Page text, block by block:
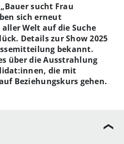
sucht Frau
sich erneut
Welt auf die Suche
Details zur Show 2025
bekannt.
über die Ausstrahlung
die mit
Beziehungskurs gehen.